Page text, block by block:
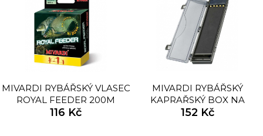
MIVARDI RYBÁŘSKÝ VLASEC
ROYAL FEEDER 200M
116 Kč
MIVARDI RYBÁŘSKÝ
KAPRAŘSKÝ BOX NA
NÁVAZCE SINGLE
152 Kč